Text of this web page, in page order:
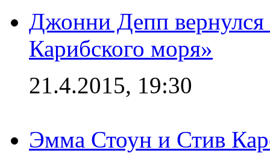
Джонни Депп
Карибского моря»
21.4.2015, 19:30
Эмма Стоун и Стив